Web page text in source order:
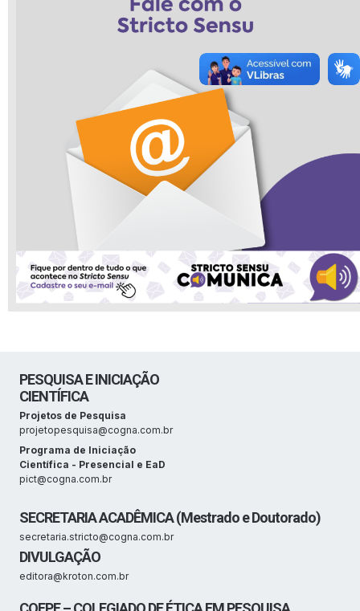
PESQUISA E INICIAÇÃO
CIENTÍFICA
Projetos de Pesquisa
projetopesquisa@cogna.com.br
Programa de Iniciação
Científica - Presencial e EaD
pict@cogna.com.br
SECRETARIA ACADÊMICA(Mestrado e Doutorado)
secretaria.stricto@cogna.com.br
DIVULGAÇÃO
editora@kroton.com.br